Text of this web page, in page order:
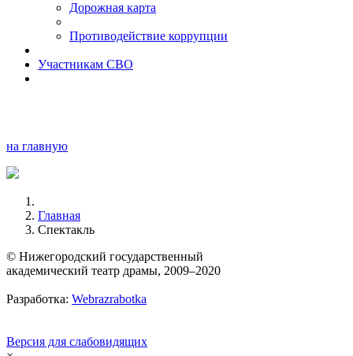
Дорожная карта
Противодействие коррупции
Участникам СВО
на главную
Главная
Спектакль
© Нижегородский государственный
академический театр драмы, 2009–2020
Разработка: Webrazrabotka
Версия для слабовидящих